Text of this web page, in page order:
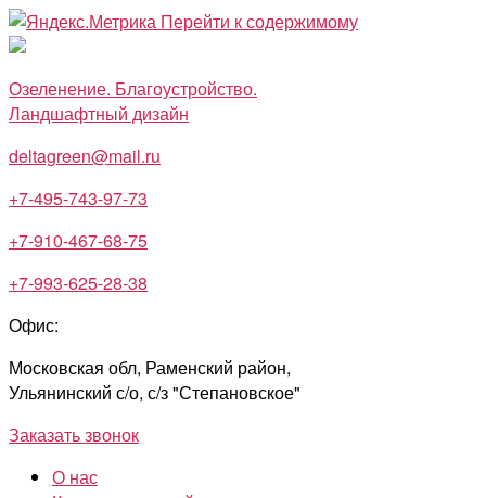
Перейти к содержимому
Озеленение. Благоустройство.
Ландшафтный дизайн
deltagreen@mail.ru
+7-495-743-97-73
+7-910-467-68-75
+7-993-625-28-38
Офис:
Московская обл, Раменский район,
Ульянинский с/о, с/з "Степановское"
Заказать звонок
О нас